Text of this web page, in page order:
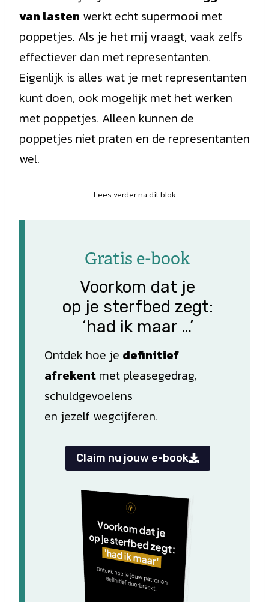
van lasten werkt echt supermooi met
poppetjes. Als je het mij vraagt, vaak zelfs
effectiever dan met representanten.
Eigenlijk is alles wat je met representanten
kunt doen, ook mogelijk met het werken
met poppetjes. Alleen kunnen de
poppetjes niet praten en de representanten
wel.
Lees verder na dit blok
Gratis e-book
Voorkom dat je
op je sterfbed zegt:
‘had ik maar …’
Ontdek hoe je definitief
afrekent met pleasegedrag,
schuldgevoelens
en jezelf wegcijferen.
Claim nu jouw e-book